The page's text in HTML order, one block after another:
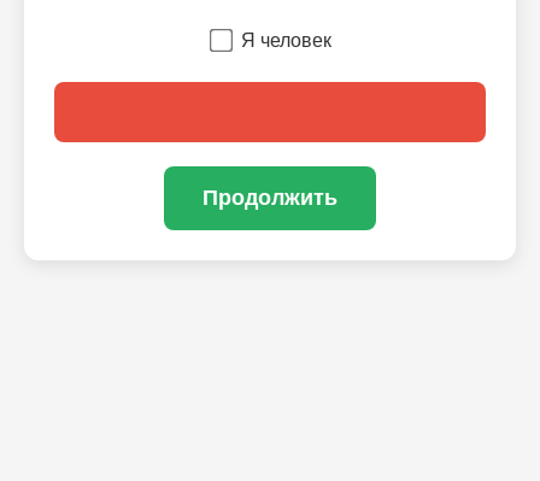
Я человек
Продолжить